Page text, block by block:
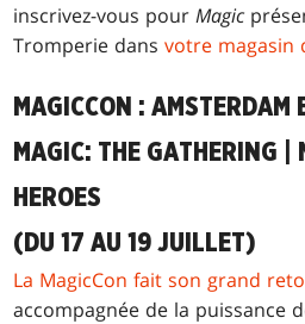
inscrivez-vous pourMagic
Tromperie dansvotre magasin
MAGICCON : AMSTERDAM
MAGIC: THE GATHERING |
HEROES
(DU 17 AU 19 JUILLET)
La MagicCon fait son grand
accompagnée de la puissance